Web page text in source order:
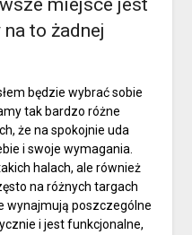
to żadnej
będzie wybrać sobie
tak bardzo różne
że na spokojnie uda
i swoje wymagania.
halach, ale również
na różnych targach
wynajmują poszczególne
i jest funkcjonalne,